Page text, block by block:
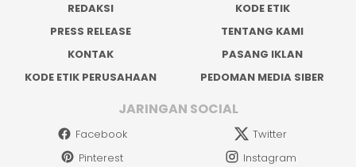
REDAKSI
KODE ETIK
PRESS RELEASE
TENTANG KAMI
KONTAK
PASANG IKLAN
KODE ETIK PERUSAHAAN
PEDOMAN MEDIA SIBER
JARINGAN SOCIAL
Facebook
Twitter
Pinterest
Instagram